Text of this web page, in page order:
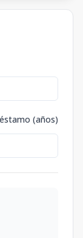
(años)